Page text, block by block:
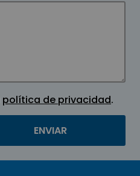
política de privacidad.